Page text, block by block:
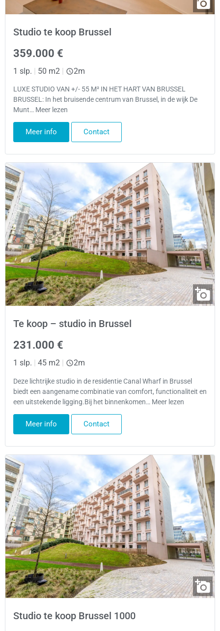
Studio te koop Brussel
359.000 €
1 slp. | 50 m2 | 2m
LUXE STUDIO VAN +/- 55 M² IN HET HART VAN BRUSSEL
BRUSSEL: In het bruisende centrum van Brussel, in de wijk De
Munt… Meer lezen
Meer info Contact
Te koop – studio in Brussel
231.000 €
1 slp. 45 m2 2m
Deze lichtrijke studio in de residentie Canal Wharf in Brussel
biedt een aangename combinatie van comfort, functionaliteit en
een uitstekende ligging.Bij het binnenkomen… Meer lezen
Meer info Contact
Studio te koop Brussel 1000